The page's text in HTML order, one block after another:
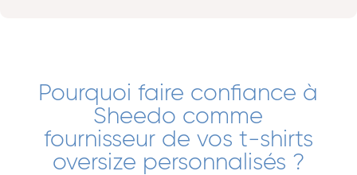
Pourquoi faire confiance à
Sheedo comme
fournisseur de vos t-shirts
oversize personnalisés ?